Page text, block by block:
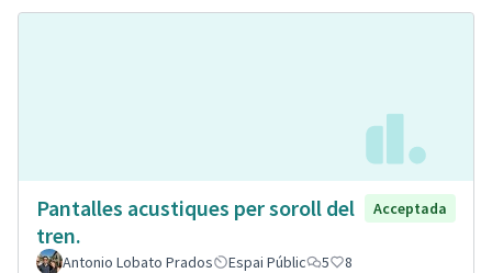
Pantalles acustiques per soroll del
tren.
Acceptada
Antonio Lobato Prados Espai Públic 5 8